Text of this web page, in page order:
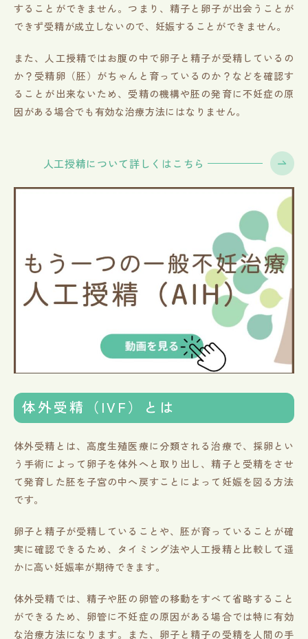
することができません。つまり、精子と卵子が出会うことが
できず受精が成立しないので、妊娠することができません。
また、人工授精ではお腹の中で卵子と精子が受精しているの
か？受精卵（胚）がちゃんと育っているのか？などを確認す
ることが出来ないため、受精の機構や胚の発育に不妊症の原
因がある場合でも有効な治療方法にはなりません。
人工授精について詳しくはこちら
体外受精（IVF）とは
体外受精とは、高度生殖医療に分類される治療で、採卵とい
う手術によって卵子を体外へと取り出し、精子と受精をさせ
て発育した胚を子宮の中へ戻すことによって妊娠を図る方法
です。
卵子と精子が受精していることや、胚が育っていることが確
実に確認できるため、タイミング法や人工授精と比較して遥
かに高い妊娠率が期待できます。
体外受精では、精子や胚の卵管の移動をすべて省略すること
ができるため、卵管に不妊症の原因がある場合では特に有効
な治療方法になります。また、卵子と精子の受精を人間の手